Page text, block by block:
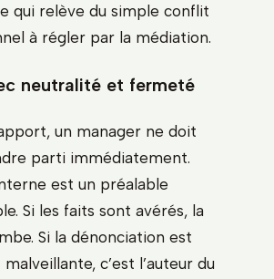
qui relève du simple conflit
à régler par la médiation.
neutralité et fermeté
un manager ne doit
parti immédiatement.
est un préalable
Si les faits sont avérés, la
Si la dénonciation est
c’est l’auteur du